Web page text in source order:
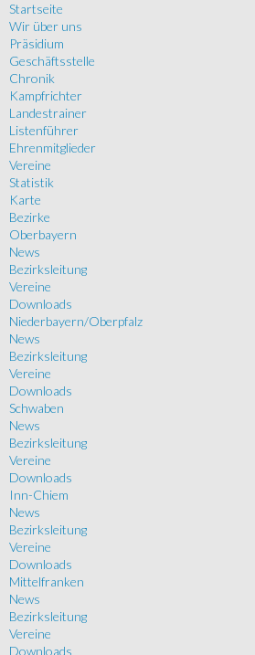
Startseite
Wir über uns
Präsidium
Geschäftsstelle
Chronik
Kampfrichter
Landestrainer
Listenführer
Ehrenmitglieder
Vereine
Statistik
Karte
Bezirke
Oberbayern
News
Bezirksleitung
Vereine
Downloads
Niederbayern/Oberpfalz
News
Bezirksleitung
Vereine
Downloads
Schwaben
News
Bezirksleitung
Vereine
Downloads
Inn-Chiem
News
Bezirksleitung
Vereine
Downloads
Mittelfranken
News
Bezirksleitung
Vereine
Downloads